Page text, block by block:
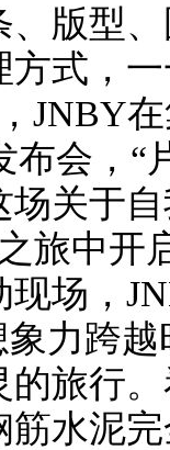
版型
式，
JNBY
布会，
场关于
中开
场，
象力跨
的旅行
水泥